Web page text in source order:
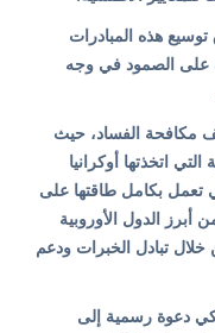
هذه المبادرات
على الصمود في وجه
مكافحة الفساد، حيث
اتخذتها أوكرانيا
تعمل بكامل طاقتها على
أبرز الدول الأوروبية
خلال تبادل الخبرات ودعم
دعوة رسمية إلى